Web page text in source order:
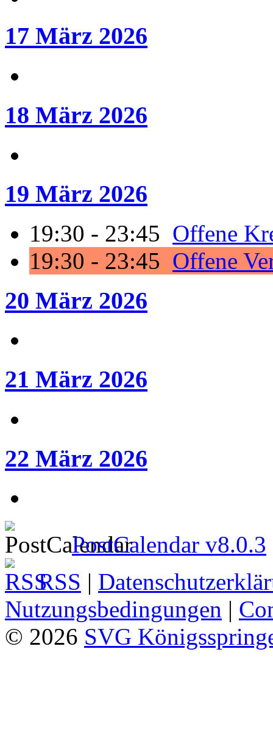
17 März 2026
18 März 2026
19 März 2026
19:30 - 23:45 Offene
19:30 - 23:45 Offene
20 März 2026
21 März 2026
22 März 2026
PostCalendar v8.0.3
RSS |
Nutzungsbedingungen |
© 2026 SVG